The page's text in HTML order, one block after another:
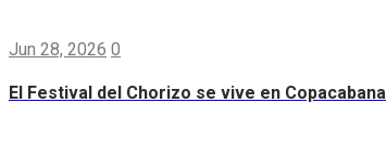
Jun 28, 2026 0
El Festival del Chorizo se vive en Copacabana